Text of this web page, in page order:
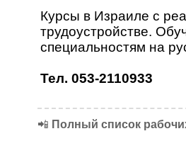
Курсы в Израиле с
трудоустройстве.
специальностям на
Тел. 053-2110933
📲 Полный список